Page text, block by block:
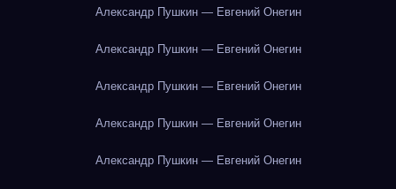
Александр Пушкин — Евгений Онегин
Александр Пушкин — Евгений Онегин
Александр Пушкин — Евгений Онегин
Александр Пушкин — Евгений Онегин
Александр Пушкин — Евгений Онегин